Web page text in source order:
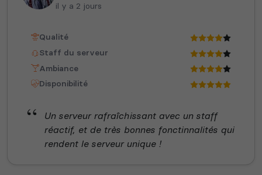
il y a 2 jours
Qualité
Staff du serveur
Ambiance
Disponibilité
Un serveur rafraîchissant avec un staff
réactif, et de très bonnes fonctinnalités qui
rendent le serveur unique !